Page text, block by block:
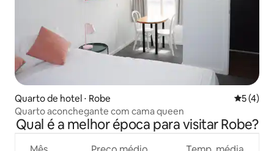
Quarto de hotel ⋅ Robe 5 de
5 (4)
Quarto aconchegante com cama queen
Qual é a melhor época para visitar Robe?